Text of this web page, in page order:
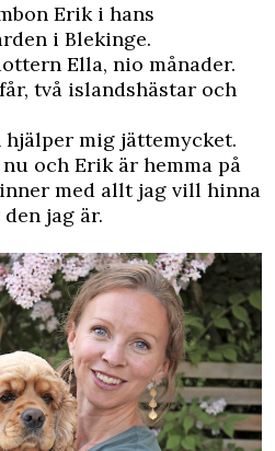
Erik i hans
i Blekinge.
Ella, nio månader.
två islandshästar och
mig jättemycket.
och Erik är hemma på
med allt jag vill hinna
jag är.